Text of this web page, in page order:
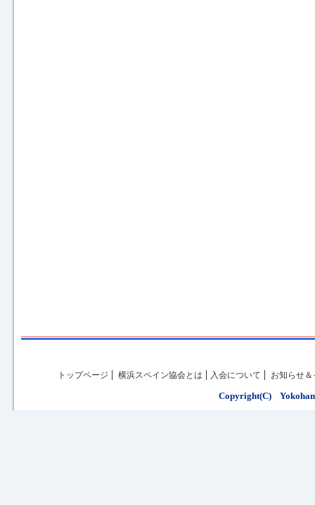
トップページ 横浜スペイン協会とは 入会について お知らせ
Copyright(C)